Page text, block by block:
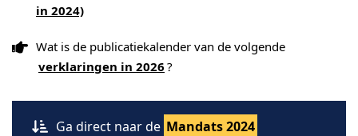
in 2024)
Wat is de publicatiekalender van de volgende
verklaringen in 2026 ?
Ga direct naar de Mandats 2024